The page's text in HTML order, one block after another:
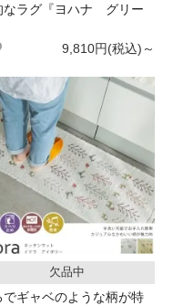
なラグ『ヨハナ グリー
9,810円(税込)～
欠品中
でギャベのような柄が特